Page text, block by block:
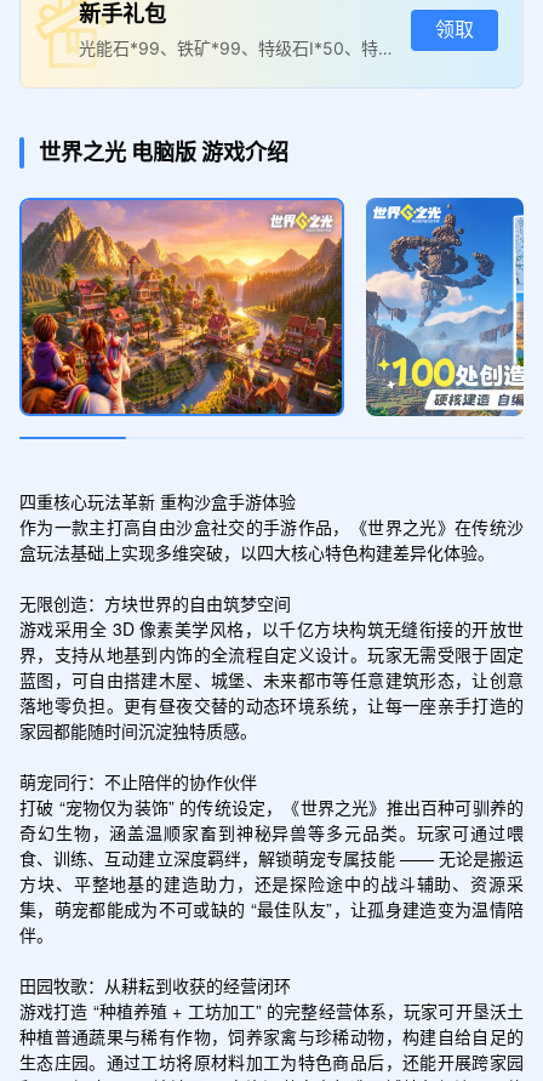
新手礼包
光能石*99、铁矿*99、特级石I*50、特级
石II*50、星光钥匙*5
领取
世界之光 电脑版游戏介绍
四重核心玩法革新 重构沙盒手游体验
作为一款主打高自由沙盒社交的手游作品，《世界之光》在传统沙
盒玩法基础上实现多维突破，以四大核心特色构建差异化体验。
无限创造：方块世界的自由筑梦空间
游戏采用全 3D 像素美学风格，以千亿方块构筑无缝衔接的开放世
界，支持从地基到内饰的全流程自定义设计。玩家无需受限于固定
蓝图，可自由搭建木屋、城堡、未来都市等任意建筑形态，让创意
落地零负担。更有昼夜交替的动态环境系统，让每一座亲手打造的
家园都能随时间沉淀独特质感。
萌宠同行：不止陪伴的协作伙伴
打破 “宠物仅为装饰” 的传统设定，《世界之光》推出百种可驯养的
奇幻生物，涵盖温顺家畜到神秘异兽等多元品类。玩家可通过喂
食、训练、互动建立深度羁绊，解锁萌宠专属技能 —— 无论是搬运
方块、平整地基的建造助力，还是探险途中的战斗辅助、资源采
集，萌宠都能成为不可或缺的 “最佳队友”，让孤身建造变为温情陪
伴。
田园牧歌：从耕耘到收获的经营闭环
游戏打造 “种植养殖 + 工坊加工” 的完整经营体系，玩家可开垦沃土
种植普通蔬果与稀有作物，饲养家禽与珍稀动物，构建自给自足的
生态庄园。通过工坊将原材料加工为特色商品后，还能开展跨家园